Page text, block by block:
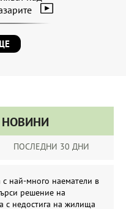
НОВИНИ
ПОСЛЕДНИ 30 ДНИ
с най-много наематели в
решение на
с недостига на жилища